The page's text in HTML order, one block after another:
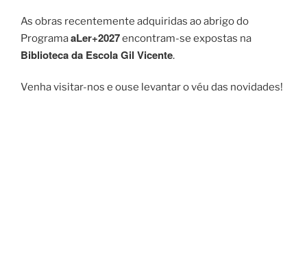
o
o
As obras recentemente adquiridas ao abrigo do
ProgramaaLer+2027encontram-se expostas na
Biblioteca da Escola Gil Vicente.
Venha visitar-nos e ouse levantar o véu das novidades!